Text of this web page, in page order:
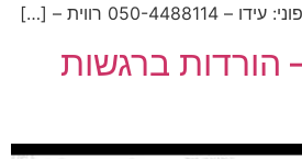
רווית – […]
הורדות ברגשות